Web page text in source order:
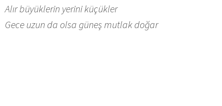
Alır büyüklerin yerini küçükler
Gece uzun da olsa güneş mutlak doğar